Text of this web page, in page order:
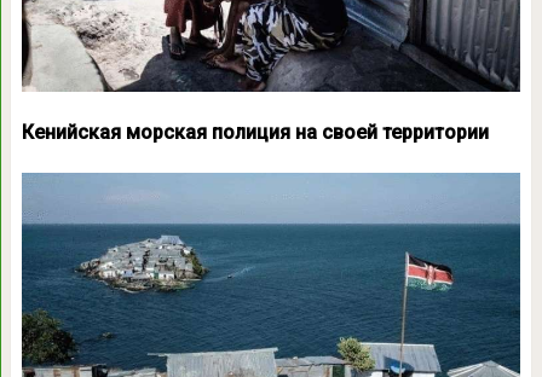
Кенийская морская полиция на своей территории